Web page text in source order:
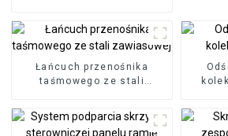
magnetycznych CNC
Łańcuch przenośnika
taśmowego ze stali